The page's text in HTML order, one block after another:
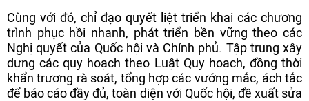
Cùng với đó, chỉ đạo quyết liệt triển khai các chương
trình phục hồi nhanh, phát triển bền vững theo các
Nghị quyết của Quốc hội và Chính phủ. Tập trung xây
dựng các quy hoạch theo Luật Quy hoạch, đồng thời
khẩn trương rà soát, tổng hợp các vướng mắc, ách tắc
để báo cáo đầy đủ, toàn diện với Quốc hội, đề xuất sửa